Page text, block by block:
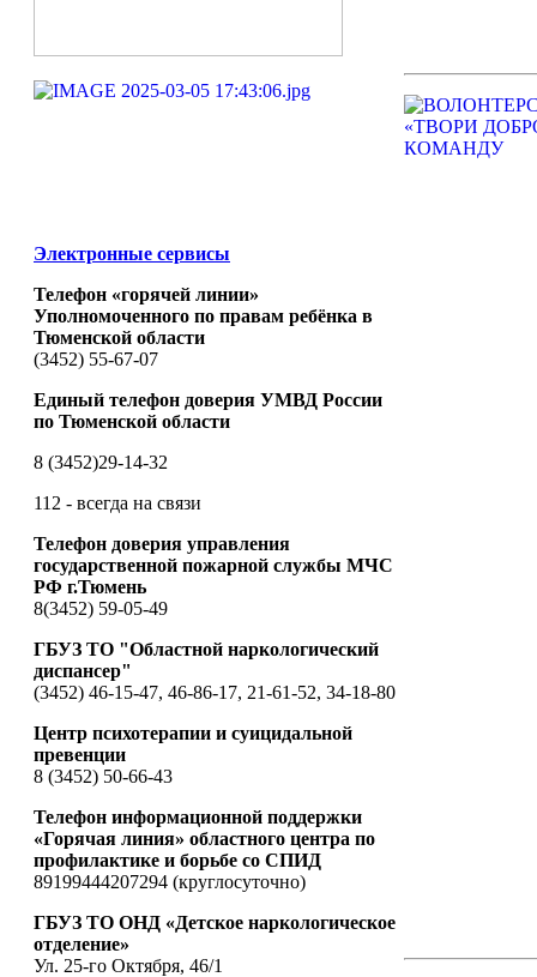
Электронные сервисы
Телефон «горячей линии»
Уполномоченного по правам ребёнка в
Тюменской области
(3452) 55-67-07
Единый телефон доверия УМВД России
по Тюменской области
8 (3452)29-14-32
112 - всегда на связи
Телефон доверия управления
государственной пожарной службы МЧС
РФ г.Тюмень
8(3452) 59-05-49
ГБУЗ ТО "Областной наркологический
диспансер"
(3452) 46-15-47, 46-86-17, 21-61-52, 34-18-80
Центр психотерапии и суицидальной
превенции
8 (3452) 50-66-43
Телефон информационной поддержки
«Горячая линия» областного центра по
профилактике и борьбе со СПИД
89199444207294 (круглосуточно)
ГБУЗ ТО ОНД «Детское наркологическое
отделение»
Ул. 25-го Октября, 46/1